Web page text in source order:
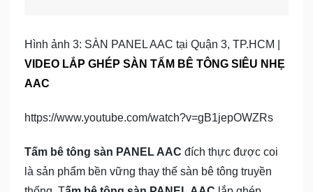
Hình ảnh 3: SÀN PANEL AAC tại Quận 3, TP.HCM |
VIDEO LẮP GHÉP SÀN TẤM BÊ TÔNG SIÊU NHẸ
AAC
https://www.youtube.com/watch?v=gB1jepOWZRs
Tấm bê tông sàn PANEL AAC đích thực được coi
là sản phẩm bền vững thay thế sàn bê tông truyền